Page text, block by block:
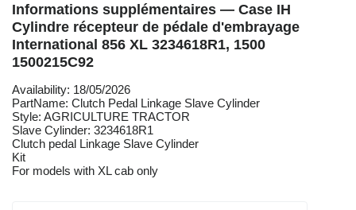
Informations supplémentaires — Case IH
Cylindre récepteur de pédale d'embrayage
International 856 XL 3234618R1, 1500
1500215C92
Availability: 18/05/2026
PartName: Clutch Pedal Linkage Slave Cylinder
Style: AGRICULTURE TRACTOR
Slave Cylinder: 3234618R1
Clutch pedal Linkage Slave Cylinder
Kit
For models with XL cab only